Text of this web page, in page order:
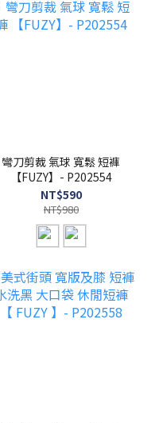
彎刀剪裁 氣球 寬鬆 短褲
【FUZY】- P202554
NT$590
NT$980